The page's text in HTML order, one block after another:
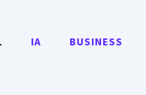
IA BUSINESS